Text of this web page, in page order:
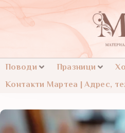
Поводи Празници
Контакти Мартеа | Адрес,